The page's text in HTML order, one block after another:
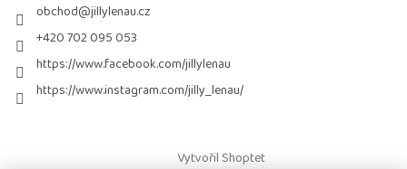
obchod@jillylenau.cz
+420 702 095 053
https://www.facebook.com/jillylenau
https://www.instagram.com/jilly_lenau/
Vytvořil Shoptet